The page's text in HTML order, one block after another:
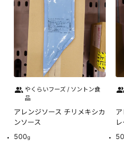
やくらいフーズ / ソントン食
品
アレンジソース チリメキシカ
ンソース
500g